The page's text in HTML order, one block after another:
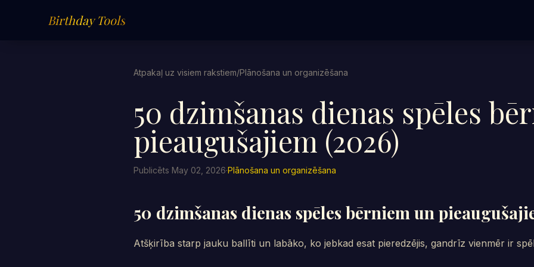
Birthday Tools
Atpakaļ uz visiem rakstiem/Plānošana un organizēšana
50 dzimšanas dienas spēles
pieaugušajiem (2026)
Publicēts May 02, 2026·Plānošana un organizēšana
50 dzimšanas dienas spēles bērniem un
Atšķirība starp jauku ballīti un labāko, ko jebkad esat pieredzējis, gandrīz vienmēr ir